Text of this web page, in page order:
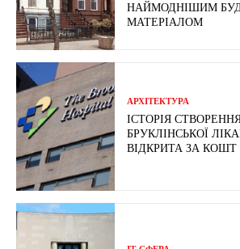
НАЙМОДНІШИМ
МАТЕРІАЛОМ
АРХІТЕКТУРА
ІСТОРІЯ
БРУКЛІНСЬКОЇ
ВІДКРИТА ЗА